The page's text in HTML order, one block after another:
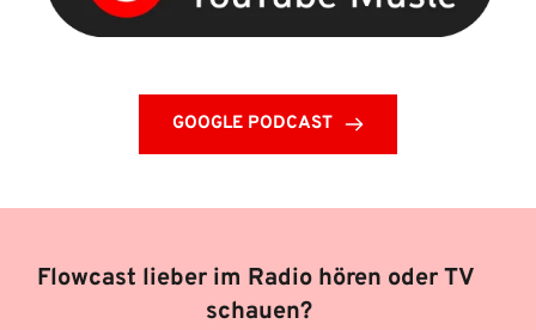
GOOGLE PODCAST
Flowcast lieber im Radio hören oder TV
schauen?